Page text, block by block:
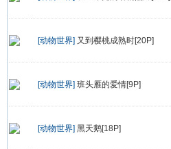
[动物世界] 又到樱桃成熟时[20P]
[动物世界] 班头雁的爱情[9P]
[动物世界] 黑天鹅[18P]